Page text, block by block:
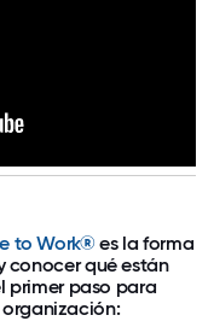
to Work® es la forma
conocer qué están
primer paso para